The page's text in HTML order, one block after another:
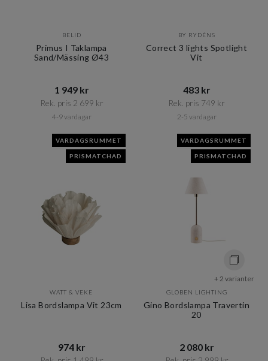
BELID
Primus I Taklampa
Sand/Mässing Ø43
1 949 kr​​
Rek. pris 2 699 kr​​
4-9 vardagar
BY RYDÉNS
Correct 3 lights Spotlight
Vit
483 kr​​
Rek. pris 749 kr​​
2-5 vardagar
VARDAGSRUMMET
PRISMATCHAD
WATT & VEKE
Lisa Bordslampa Vit 23cm
974 kr​​
VARDAGSRUMMET
PRISMATCHAD
+ 2 varianter
GLOBEN LIGHTING
Gino Bordslampa Travertin
20
2 080 kr​​